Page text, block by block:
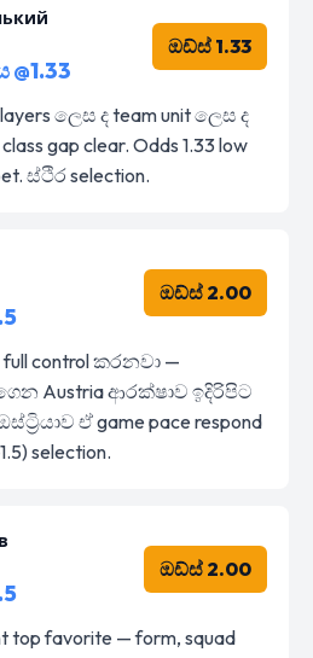
ඔඩ්ස් 1.33
ලෙස ද team unit ලෙස ද
gap clear. Odds 1.33 low
ස්ථිර selection.
ඔඩ්ස් 2.00
full control කරනවා —
ගෙන Austria ආරක්ෂාව ඉදිරිපිට
ඒ game pace respond
selection.
ඔඩ්ස් 2.00
favorite — form, squad